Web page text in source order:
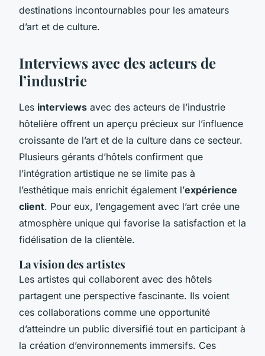
destinations incontournables pour les amateurs
d’art et de culture.
Interviews avec des acteurs de
l’industrie
Les interviews avec des acteurs de l’industrie
hôtelière offrent un aperçu précieux sur l’influence
croissante de l’art et de la culture dans ce secteur.
Plusieurs gérants d’hôtels confirment que
l’intégration artistique ne se limite pas à
l’esthétique mais enrichit également l’expérience
client. Pour eux, l’engagement avec l’art crée une
atmosphère unique qui favorise la satisfaction et la
fidélisation de la clientèle.
La vision des artistes
Les artistes qui collaborent avec des hôtels
partagent une perspective fascinante. Ils voient
ces collaborations comme une opportunité
d’atteindre un public diversifié tout en participant à
la création d’environnements immersifs. Ces